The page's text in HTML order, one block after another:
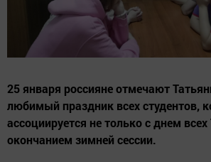
25 января россияне отмечают
любимый праздник всех студентов,
ассоциируется не только с днем всех
окончанием зимней сессии.